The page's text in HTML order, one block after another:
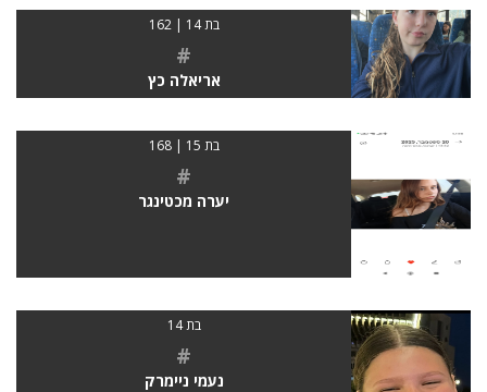
בת 14 | 162
#
אריאלה כץ
בת 15 | 168
#
יערה מכטינגר
בת 14
#
נעמי ניימרק